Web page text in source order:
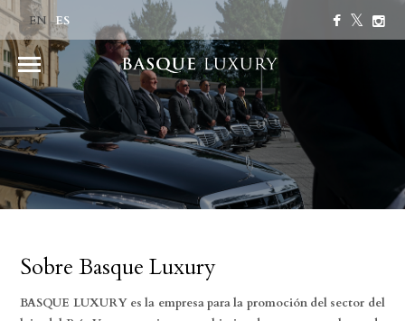
EN ES
Sobre Basque Luxury
BASQUE LUXURY es la empresa para la promoción del sector del